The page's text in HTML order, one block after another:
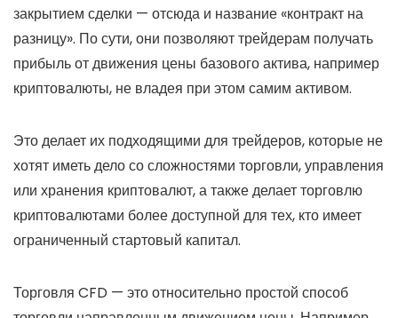
закрытием сделки — отсюда и название «контракт на
разницу». По сути, они позволяют трейдерам получать
прибыль от движения цены базового актива, например
криптовалюты, не владея при этом самим активом.
Это делает их подходящими для трейдеров, которые не
хотят иметь дело со сложностями торговли, управления
или хранения криптовалют, а также делает торговлю
криптовалютами более доступной для тех, кто имеет
ограниченный стартовый капитал.
Торговля CFD — это относительно простой способ